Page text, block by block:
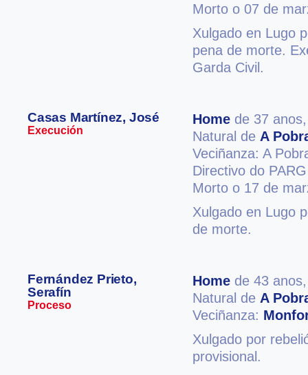
Morto o 07 de
Xulgado en Lugo
pena de morte.
Garda Civil.
Casas Martínez, José
Execución
Home de 37
Natural de A
Veciñanza: A
Directivo do PARG
Morto o 17 de
Xulgado en Lugo
de morte.
Fernández Prieto,
Serafín
Proceso
Home de 43
Natural de A
Veciñanza:
Xulgado por
provisional.